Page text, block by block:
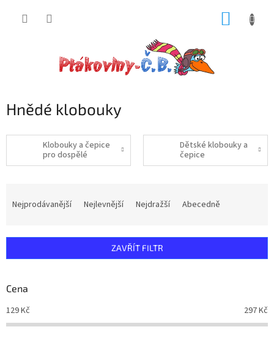
Hnědé klobouky
Klobouky a čepice
pro dospělé
Dětské klobouky a
čepice
í
r
o
d
u
Nejprodávanější Nejlevnější Nejdražší Abecedně
ZAVŘÍT FILTR
Cena
129Kč 297Kč